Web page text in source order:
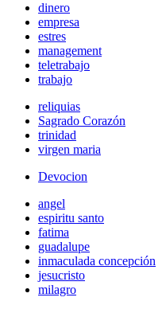
dinero
empresa
estres
management
teletrabajo
trabajo
reliquias
Sagrado Corazón
trinidad
virgen maria
Devocion
angel
espiritu santo
fatima
guadalupe
inmaculada concepción
jesucristo
milagro